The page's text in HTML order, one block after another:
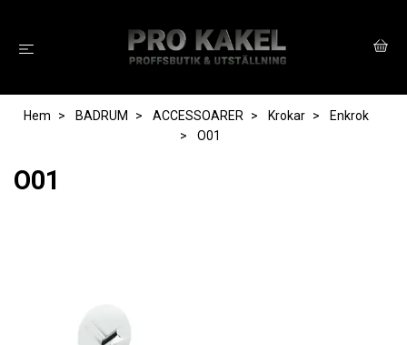
Hem BADRUM ACCESSOARER Krokar
Enkrok
O01
O01